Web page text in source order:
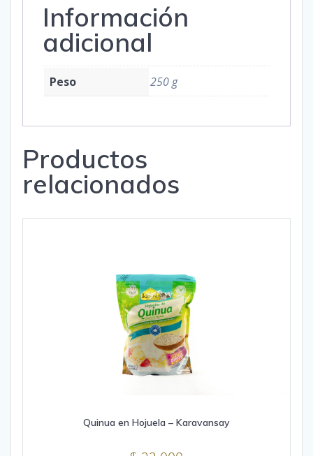
Información
adicional
Peso 250 g
Productos
relacionados
Quinua en Hojuela – Karavansay